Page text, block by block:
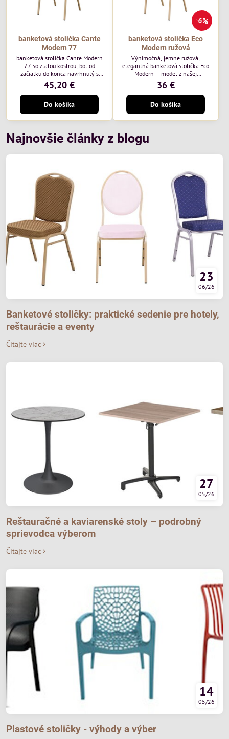
banketová stolička Cante
Modern 77
banketová stolička Cante Modern
77 so zlatou kostrou, bol od
začiatku do konca navrhnutý s
ohľadom na elegantné a
sofistikované priestory pre
pohostinstvá. Má zlatý rám a
čalúnenie Moss 07 od poľskej
značky Davis – béžová farba s
mäkkým povrchom je ideálna do
kombinuje klasický dizajn s
modernou funkčnosťou. Je odolná,
45,20 €
Do košíka
6%
banketová stolička Eco
Modern ružová
Výnimočná, jemne ružová,
elegantná banketová stolička Eco
Modern – model z našej
ekonomicky výhodnej rady. Táto
nová verzia je ešte lepšie
prispôsobená potrebám moderných
pohostinských priestorov, ako sú
hotely a reštaurácie. Medzi jej
charakteristické znaky patrí
gramážou 210 g/m2, odolný
oceľový rám, stohovateľný až 19
36 €
Do košíka
Najnovšie články z blogu
23
06/26
Banketové stoličky: praktické sedenie pre hotely,
reštaurácie a eventy
Čítajte viac
27
05/26
Reštauračné a kaviarenské stoly – podrobný
sprievodca výberom
Čítajte viac
14
05/26
Plastové stoličky - výhody a výber